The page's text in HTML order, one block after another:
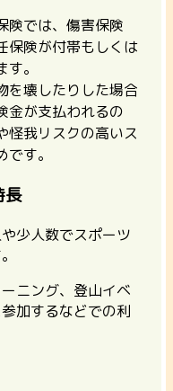
険では、傷害保険
保険が付帯もしくは
。
を壊したりした場合
金が支払われるの
怪我リスクの高いス
です。
長
少人数でスポーツ
ニング、登山イベ
加するなどでの利